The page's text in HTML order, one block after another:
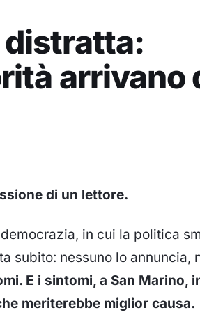
distratta:
arrivano
di un lettore.
in cui la politica
subito: nessuno lo annuncia,
E i sintomi, a San Marino,
meriterebbe miglior causa.